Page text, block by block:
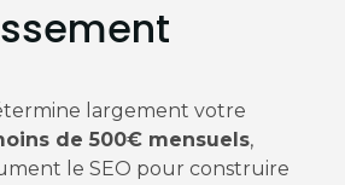
largement votre
de 500€ mensuels,
le SEO pour construire